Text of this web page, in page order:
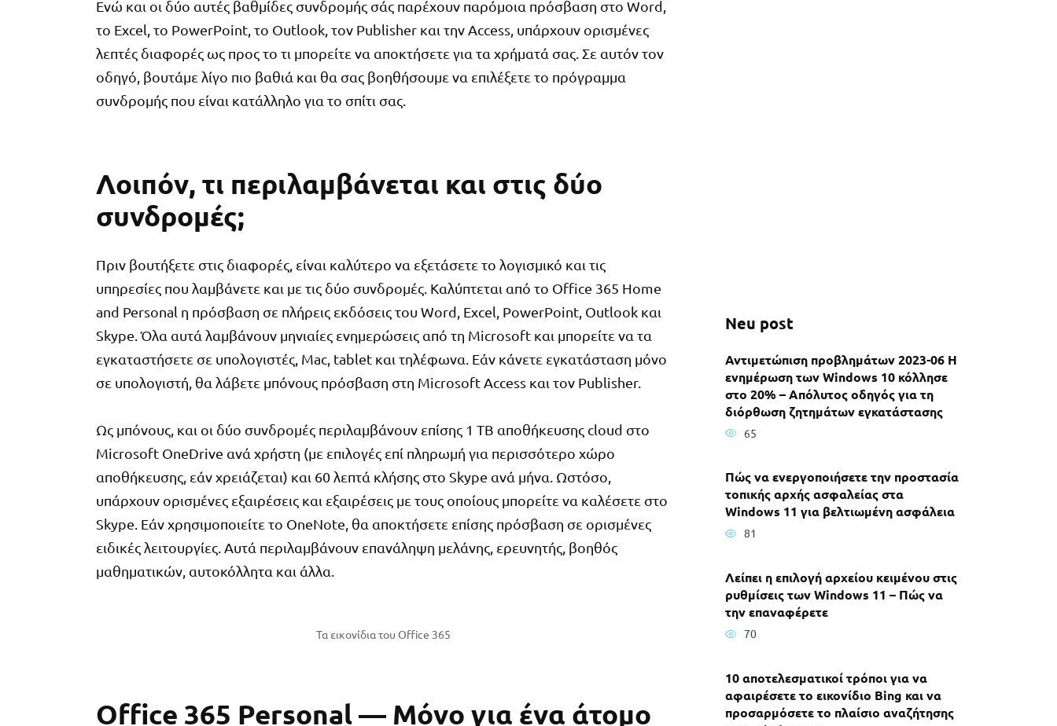
Ενώ και οι δύο αυτές βαθμίδες συνδρομής σάς παρέχουν παρόμοια πρόσβαση στο Word,
το Excel, το PowerPoint, το Outlook, τον Publisher και την Access, υπάρχουν ορισμένες
λεπτές διαφορές ως προς το τι μπορείτε να αποκτήσετε για τα χρήματά σας. Σε αυτόν τον
οδηγό, βουτάμε λίγο πιο βαθιά και θα σας βοηθήσουμε να επιλέξετε το πρόγραμμα
συνδρομής που είναι κατάλληλο για το σπίτι σας.
Λοιπόν, τι περιλαμβάνεται και στις δύο
συνδρομές;
Πριν βουτήξετε στις διαφορές, είναι καλύτερο να εξετάσετε το λογισμικό και τις
υπηρεσίες που λαμβάνετε και με τις δύο συνδρομές. Καλύπτεται από το Office 365 Home
and Personal η πρόσβαση σε πλήρεις εκδόσεις του Word, Excel, PowerPoint, Outlook και
Skype. Όλα αυτά λαμβάνουν μηνιαίες ενημερώσεις από τη Microsoft και μπορείτε να τα
εγκαταστήσετε σε υπολογιστές, Mac, tablet και τηλέφωνα. Εάν κάνετε εγκατάσταση μόνο
σε υπολογιστή, θα λάβετε μπόνους πρόσβαση στη Microsoft Access και τον Publisher.
Ως μπόνους, και οι δύο συνδρομές περιλαμβάνουν επίσης 1 TB αποθήκευσης cloud στο
Microsoft OneDrive ανά χρήστη (με επιλογές επί πληρωμή για περισσότερο χώρο
αποθήκευσης, εάν χρειάζεται) και 60 λεπτά κλήσης στο Skype ανά μήνα. Ωστόσο,
υπάρχουν ορισμένες εξαιρέσεις και εξαιρέσεις με τους οποίους μπορείτε να καλέσετε στο
Skype. Εάν χρησιμοποιείτε το OneNote, θα αποκτήσετε επίσης πρόσβαση σε ορισμένες
ειδικές λειτουργίες. Αυτά περιλαμβάνουν επανάληψη μελάνης, ερευνητής, βοηθός
μαθηματικών, αυτοκόλλητα και άλλα.
Τα εικονίδια του Office 365
Office 365 Personal — Μόνο για ένα άτομο
Neu post
Αντιμετώπιση προβλημάτων 2023-06 Η
ενημέρωση των Windows 10 κόλλησε
στο 20% – Απόλυτος οδηγός για τη
διόρθωση ζητημάτων εγκατάστασης
65
Πώς να ενεργοποιήσετε την προστασία
τοπικής αρχής ασφαλείας στα
Windows 11 για βελτιωμένη ασφάλεια
81
Λείπει η επιλογή αρχείου κειμένου στις
ρυθμίσεις των Windows 11 – Πώς να
την επαναφέρετε
70
10 αποτελεσματικοί τρόποι για να
αφαιρέσετε το εικονίδιο Bing και να
προσαρμόσετε το πλαίσιο αναζήτησης